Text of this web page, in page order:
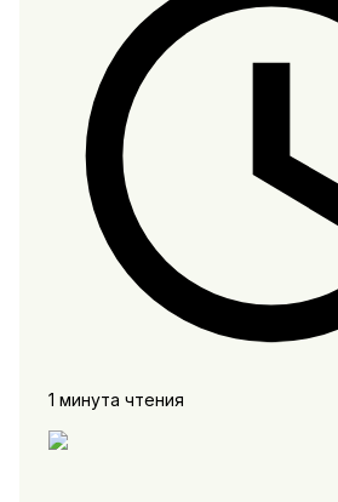
1 минута чтения